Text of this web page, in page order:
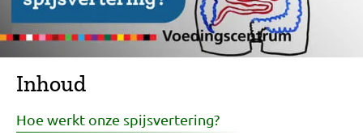
Inhoud
Hoe werkt onze spijsvertering?